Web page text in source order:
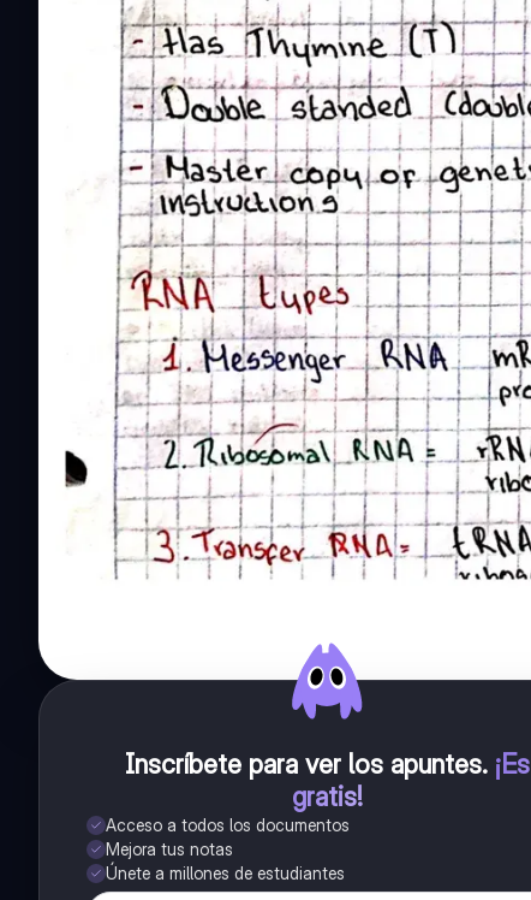
Inscríbete para ver los apuntes. ¡Es
gratis!
Acceso a todos los documentos
Mejora tus notas
Únete a millones de estudiantes